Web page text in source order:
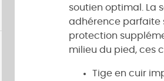
soutien optimal. La
adhérence parfaite
protection
milieu du pied, ces
Tige en cuir